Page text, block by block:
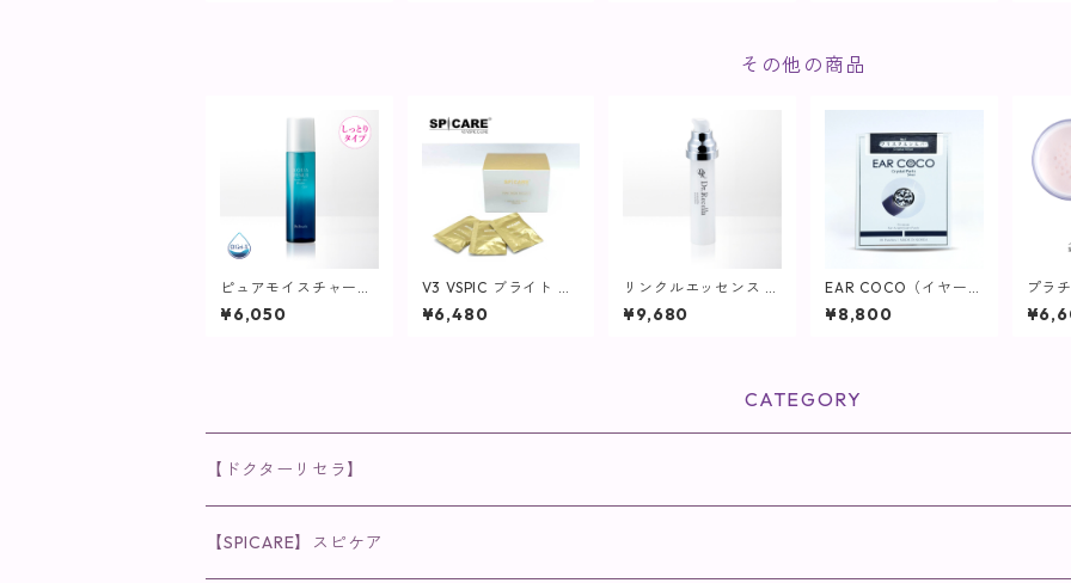
その他の商品
ピュアモイスチャーウ
ォーターヴェール / 15
0mL【化粧水/しっと
¥6,050
V3 VSPIC ブライト デ
リバリー C / 30包(1袋
2粒)【SPICARE】
¥6,480
リンクルエッセンス リ
フィル(つけ替え用) /
32mL【美容液】
¥9,680
EAR COCO（イヤーコ
コ）【SPICARE】
¥8,800
プラ
スタ
【ヴ
CATEGORY
【ドクターリセラ】
◉AQUA VENUS
【SPICARE】スピケア